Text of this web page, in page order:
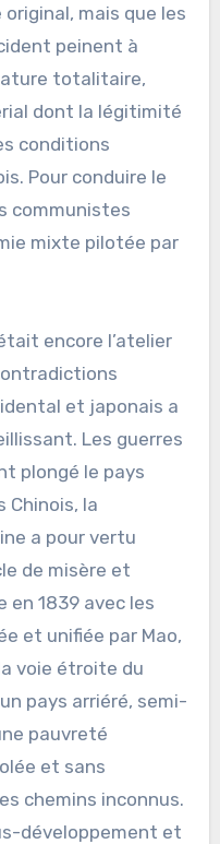
mais que les
peinent à
totalitaire,
dont la légitimité
conditions
Pour conduire le
communistes
mixte pilotée par
encore l’atelier
et japonais a
Les guerres
plongé le pays
Chinois, la
a pour vertu
de misère et
en 1839 avec les
et unifiée par Mao,
voie étroite du
pays arriéré, semi-
pauvreté
et sans
chemins inconnus.
développement et